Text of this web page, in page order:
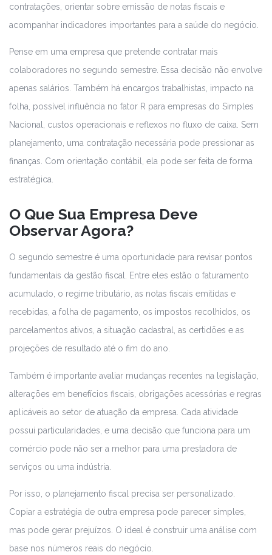
contratações, orientar sobre emissão de notas fiscais e
acompanhar indicadores importantes para a saúde do negócio.
Pense em uma empresa que pretende contratar mais
colaboradores no segundo semestre. Essa decisão não envolve
apenas salários. Também há encargos trabalhistas, impacto na
folha, possível influência no fator R para empresas do Simples
Nacional, custos operacionais e reflexos no fluxo de caixa. Sem
planejamento, uma contratação necessária pode pressionar as
finanças. Com orientação contábil, ela pode ser feita de forma
estratégica.
O Que Sua Empresa Deve
Observar Agora?
O segundo semestre é uma oportunidade para revisar pontos
fundamentais da gestão fiscal. Entre eles estão o faturamento
acumulado, o regime tributário, as notas fiscais emitidas e
recebidas, a folha de pagamento, os impostos recolhidos, os
parcelamentos ativos, a situação cadastral, as certidões e as
projeções de resultado até o fim do ano.
Também é importante avaliar mudanças recentes na legislação,
alterações em benefícios fiscais, obrigações acessórias e regras
aplicáveis ao setor de atuação da empresa. Cada atividade
possui particularidades, e uma decisão que funciona para um
comércio pode não ser a melhor para uma prestadora de
serviços ou uma indústria.
Por isso, o planejamento fiscal precisa ser personalizado.
Copiar a estratégia de outra empresa pode parecer simples,
mas pode gerar prejuízos. O ideal é construir uma análise com
base nos números reais do negócio.